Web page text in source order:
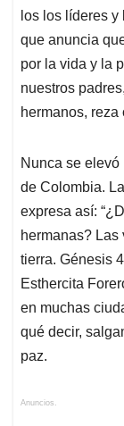
los los líderes
que anuncia
por la vida y la
nuestros
hermanos,
Nunca se
de Colombia.
expresa así:
hermanas?
tierra. Génesis
Esthercita
en muchas
qué decir,
paz.
Anuncios.